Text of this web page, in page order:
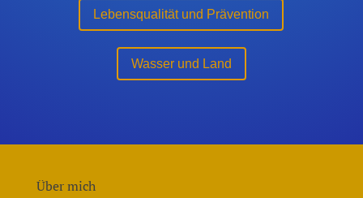
Lebensqualität und Prävention
Wasser und Land
Über mich